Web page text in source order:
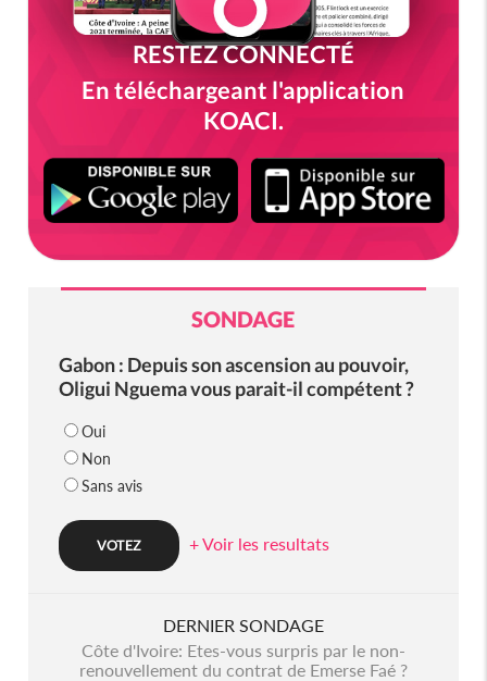
RESTEZ CONNECTÉ
En téléchargeant l'application
KOACI.
SONDAGE
Gabon : Depuis son ascension au pouvoir,
Oligui Nguema vous parait-il compétent ?
Oui
Non
Sans avis
+ Voir les resultats
DERNIER SONDAGE
Côte d'Ivoire: Etes-vous surpris par le non-
renouvellement du contrat de Emerse Faé ?